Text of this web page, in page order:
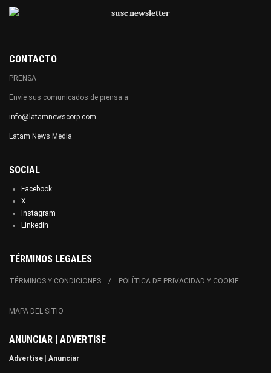
CONTACTO
PRENSA
Envíe sus comunicados de prensa a
info@latamnewscorp.com
Latam News Media
SOCIAL
Facebook
X
Instagram
Linkedin
TÉRMINOS LEGALES
TÉRMINOS Y CONDICIONES POLÍTICA DE PRIVACIDAD Y COOKIE
MAPA DEL SITIO
ANUNCIAR | ADVERTISE
Advertise Anunciar